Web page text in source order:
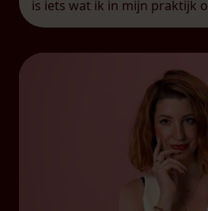
is iets wat ik in mijn praktijk
koppels die een zogenaamde